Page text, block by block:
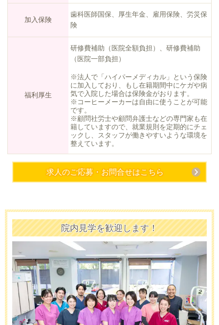
加入保険
歯科医師国保、厚生年金、雇用保険、労災保
険
福利厚生
研修費補助（医院全額負担）、研修費補助
（医院一部負担）
※法人で「ハイパーメディカル」という保険
に加入しており、もし在籍期間中にケガや病
気で入院した場合は保険金がおります。
※コーヒーメーカーは自由に使うことが可能
です。
※顧問社労士や顧問弁護士などの専門家も在
籍していますので、就業規則を定期的にチェ
ックし、スタッフが働きやすいような環境を
整えています。
求人のご応募・お問合せはこちら
院内見学を歓迎します！